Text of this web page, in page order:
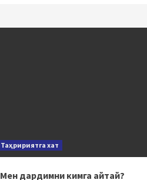
Таҳририятга хат
Мен дардимни кимга айтай?